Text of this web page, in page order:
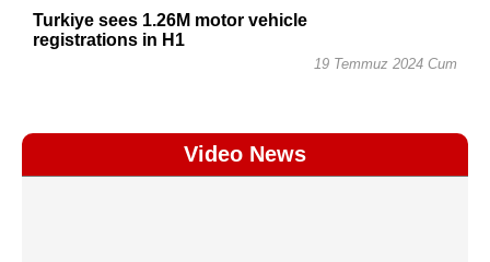
Turkiye sees 1.26M motor vehicle
registrations in H1
19 Temmuz 2024 Cum
Video News